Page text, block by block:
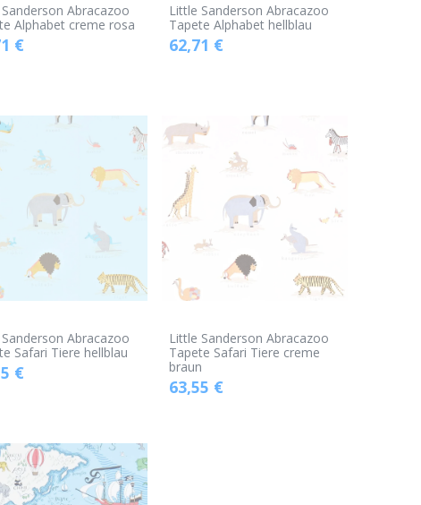
Abracazoo
Alphabet creme rosa
€
Little Sanderson Abracazoo
Tapete Alphabet hellblau
62,71 €
Abracazoo
Safari Tiere hellblau
€
Little Sanderson Abracazoo
Tapete Safari Tiere creme
braun
63,55 €